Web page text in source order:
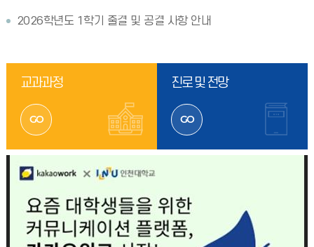
2026학년도 1학기 출결 및 공결 사항 안내
교과과정 진로 및 전망